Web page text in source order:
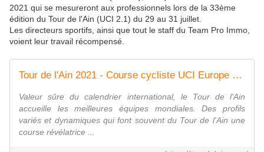
2021 qui se mesureront aux professionnels lors de la 33ème
édition du Tour de l'Ain (UCI 2.1) du 29 au 31 juillet.
Les directeurs sportifs, ainsi que tout le staff du Team Pro Immo,
voient leur travail récompensé.
Tour de l'Ain 2021 - Course cycliste UCI Europe Tour
Valeur sûre du calendrier international, le Tour de l'Ain
accueille les meilleures équipes mondiales. Des profils
variés et dynamiques qui font souvent du Tour de l'Ain une
course révélatrice ...